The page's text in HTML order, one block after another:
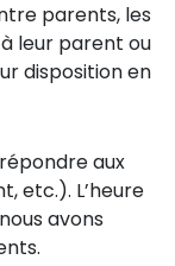
parents, les
leur parent ou
disposition en
aux
etc.). L’heure
avons